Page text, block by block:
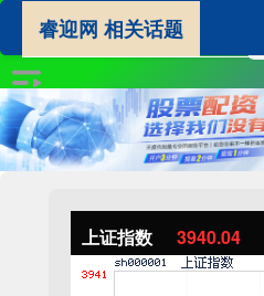
上证指数 3940.04
睿迎网 相关话题